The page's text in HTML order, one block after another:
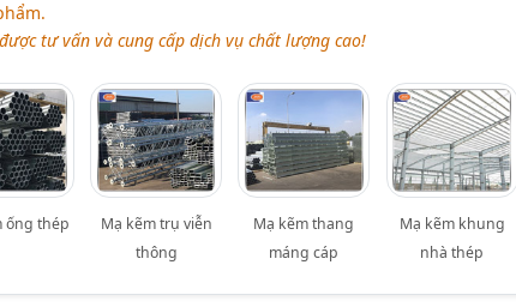
tư vấn và cung cấp dịch vụ chất lượng cao!
ống thép
Mạ kẽm trụ viễn
thông
Mạ kẽm thang
máng cáp
Mạ kẽm khung
nhà thép